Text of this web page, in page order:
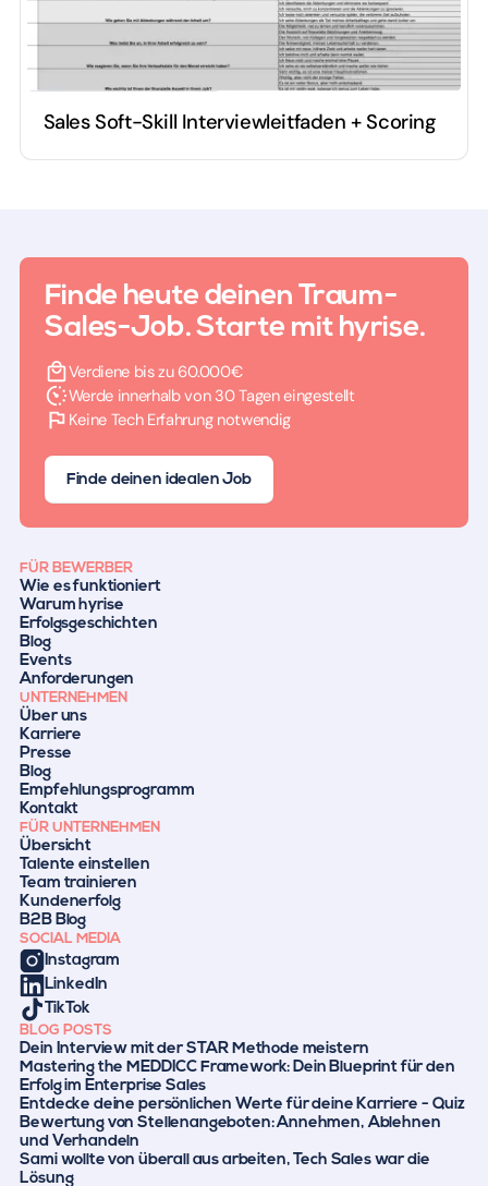
Sales Soft-Skill Interviewleitfaden + Scoring
Finde heute deinen Traum-
Sales-Job. Starte mit hyrise.
Verdiene bis zu 60.000€
Werde innerhalb von 30 Tagen eingestellt
Keine Tech Erfahrung notwendig
Finde deinen idealen Job
FÜR BEWERBER
Wie es funktioniert
Warum hyrise
Erfolgsgeschichten
Blog
Events
Anforderungen
UNTERNEHMEN
Über uns
Karriere
Presse
Blog
Empfehlungsprogramm
Kontakt
FÜR UNTERNEHMEN
Übersicht
Talente einstellen
Team trainieren
Kundenerfolg
B2B Blog
SOCIAL MEDIA
Instagram
LinkedIn
TikTok
BLOG POSTS
Dein Interview mit der STAR Methode meistern
Mastering the MEDDICC Framework: Dein Blueprint für den
Erfolg im Enterprise Sales
Entdecke deine persönlichen Werte für deine Karriere - Quiz
Bewertung von Stellenangeboten: Annehmen, Ablehnen
und Verhandeln
Sami wollte von überall aus arbeiten, Tech Sales war die
Lösung